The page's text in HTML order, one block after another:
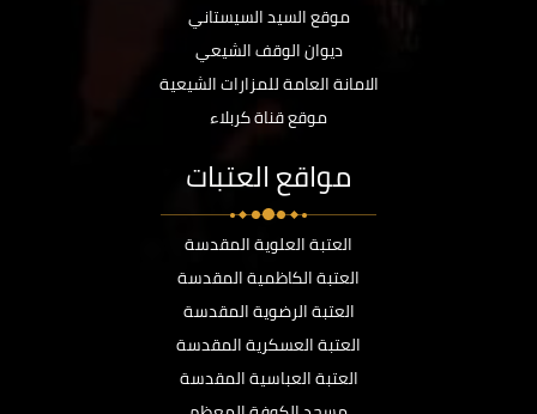
موقع السيد السيستاني
ديوان الوقف الشيعي
الامانة العامة للمزارات الشيعية
موقع قناة كربلاء
مواقع العتبات
العتبة العلوية المقدسة
العتبة الكاظمية المقدسة
العتبة الرضوية المقدسة
العتبة العسكرية المقدسة
العتبة العباسية المقدسة